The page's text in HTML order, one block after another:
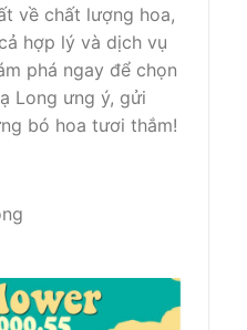
về chất lượng hoa,
hợp lý và dịch vụ
phá ngay để chọn
Long ưng ý, gửi
bó hoa tươi thắm!